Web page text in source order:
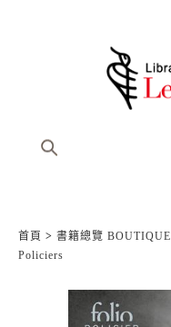
首頁 > 書籍總覽 BOUTIQUE
Policiers